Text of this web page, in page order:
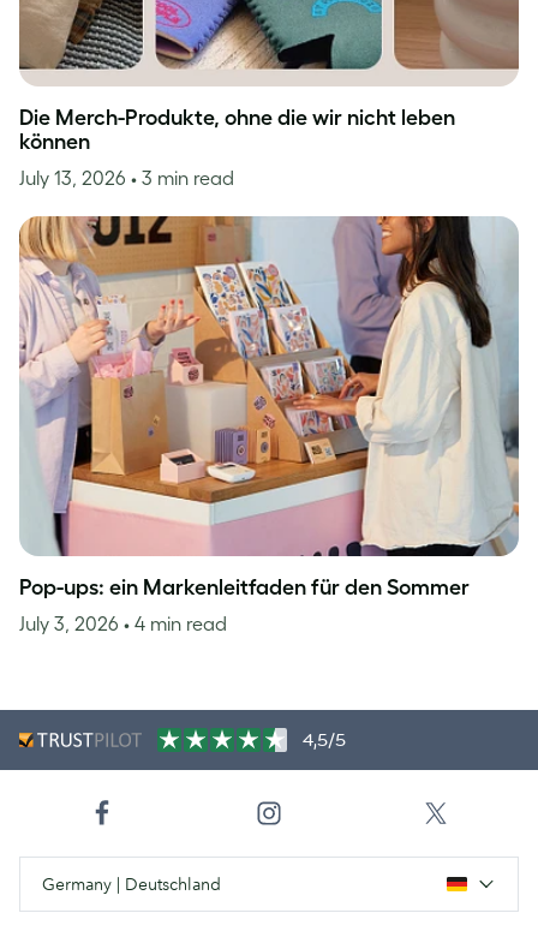
Die Merch-Produkte, ohne die wir nicht leben
können
July 13, 2026 • 3 min read
Pop-ups: ein Markenleitfaden für den Sommer
July 3, 2026 • 4 min read
4,5/5
Germany | Deutschland